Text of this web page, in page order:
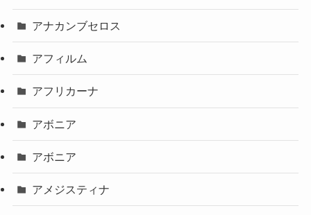
アナカンブセロス
アフィルム
アフリカーナ
アボニア
アボニア
アメジスティナ